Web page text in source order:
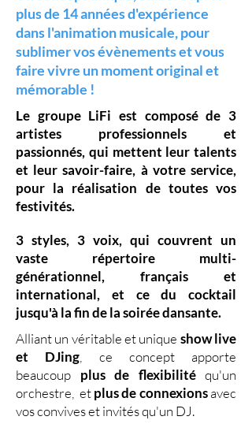
plus de 14 années d'expérience
dans l'animation musicale, pour
sublimer vos évènements et vous
faire vivre un moment original et
mémorable !
Le groupe LiFi est composé de 3
artistes professionnels et
passionnés, qui mettent leur talents
et leursavoir-faire, à votre service,
pour la réalisation de toutes vos
festivités.
3 styles, 3 voix, qui couvrent un
vaste répertoire multi-
générationnel,
français et
international, et ce du cocktail
jusqu'à la fin de la soirée dansante.
Alliant un véritable et unique show live
et DJing
ce concept apporte
beaucoup plus de flexibilitéqu'un
orchestre, etplus de connexionsavec
vos convives et invités qu'un DJ.